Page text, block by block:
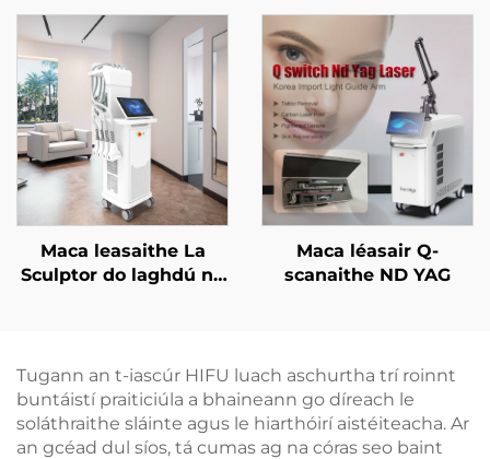
ag an CE Leighis, agus
ag an MMDSAP
ag an MDR, agus ag an
MDSAP, 600W, 1200W,
1800W, 3000W, 4 i 1, le
spásanna in ionadú,
755 nm, 808 nm, 940
nm, 1064 nm
Maca leasaithe La
Sculptor do laghdú na
chorpais agus do chur
i mbárr an bholgáin
Maca léasair Q-
scanaithe ND YAG
Tugann an t-iascúr HIFU luach aschurtha trí roinnt
buntáistí praiticiúla a bhaineann go díreach le
soláthraithe sláinte agus le hiarthóirí aistéiteacha. Ar
an gcéad dul síos, tá cumas ag na córas seo baint